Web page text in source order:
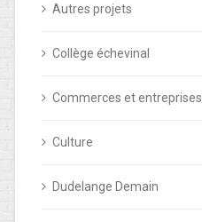
Autres projets
Collège échevinal
Commerces et entreprises
Culture
Dudelange Demain